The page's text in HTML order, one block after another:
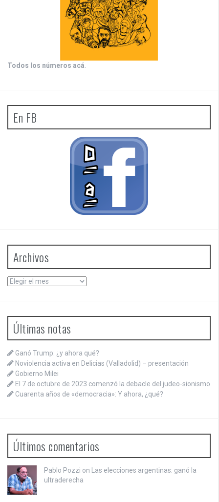
Todos los números acá
En FB
Archivos
Archivos
Últimas notas
Ganó Trump: ¿y ahora qué?
Noviolencia activa en Delicias (Valladolid) – presentación
Gobierno Milei
El 7 de octubre de 2023 comenzó la debacle del judeo-sionismo
Cuarenta años de «democracia»: Y ahora, ¿qué?
Últimos comentarios
Pablo Pozzi on Las elecciones argentinas: ganó la
ultraderecha